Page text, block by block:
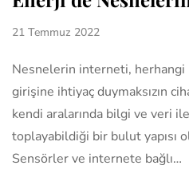
21 Temmuz 2022
Nesnelerin interneti, herhangi
girişine ihtiyaç duymaksızın
kendi aralarında bilgi ve veri
toplayabildiği bir bulut yapısı
Sensörler ve internete bağlı…